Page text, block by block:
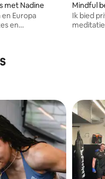
met Nadine
en Europa
en
Mindful
Ik bied